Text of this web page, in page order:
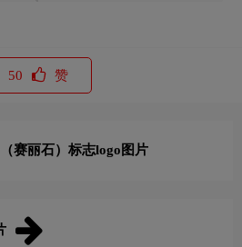
50 赞
赛丽石）标志logo图片